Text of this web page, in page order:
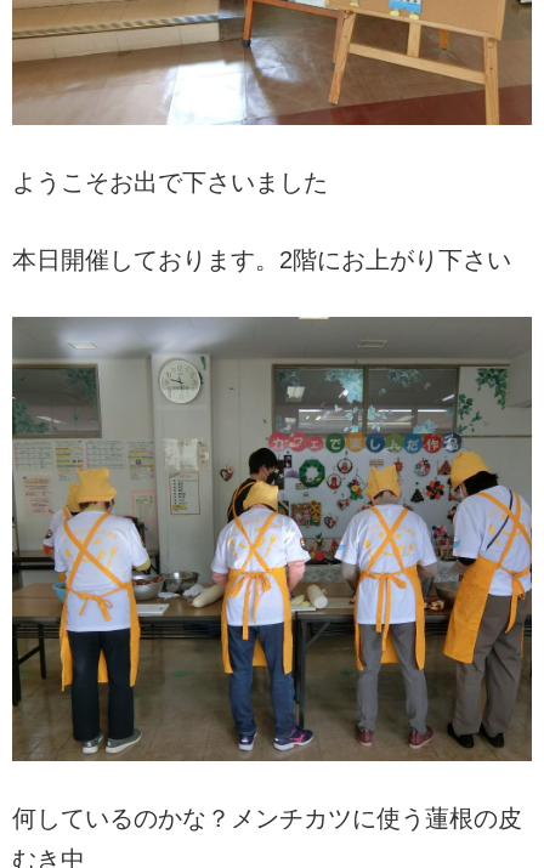
ようこそお出で下さいました
本日開催しております。2階にお上がり下さい
何しているのかな？メンチカツに使う蓮根の皮
むき中